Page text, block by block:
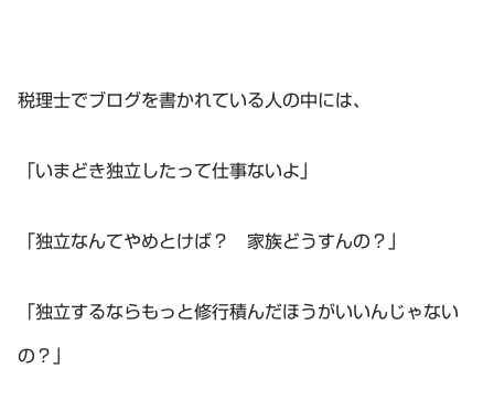
税理士でブログを書かれている人の中には、
「いまどき独立したって仕事ないよ」
「独立なんてやめとけば？ 家族どうすんの？」
「独立するならもっと修行積んだほうがいいんじゃない
の？」